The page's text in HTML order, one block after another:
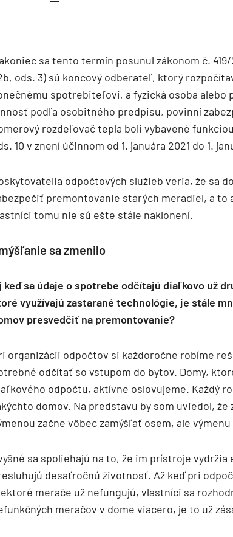
sa tento termín posunul zákonom č.
ods. 3) sú koncový odberateľ, ktorý
spotrebiteľovi, a fyzická osoba alebo
podľa osobitného predpisu, povinní
rozdeľovač tepla boli vybavené
10 v znení účinnom od 1. januára 2021 do 1.
odpočtových služieb veria, že sa
premontovanie starých meradiel, a to
tomu nie sú ešte stále naklonení.
sa zmenilo
keď sa údaje o spotrebe odčítajú diaľkovo už
využívajú zastarané technológie, je stále
presvedčiť na premontovanie?
organizácii odpočtov si každoročne robíme
odčítať so vstupom do bytov. Domy,
odpočtu, aktívne oslovujeme. Každý
domov. Na predstavu by som uviedol, že
začne vôbec zamýšľať osem, ale
sa spoliehajú na to, že im prístroje vydržia
desaťročnú životnosť. Až keď pri
merače už nefungujú, vlastníci sa
meračov v dome viacero, je to už